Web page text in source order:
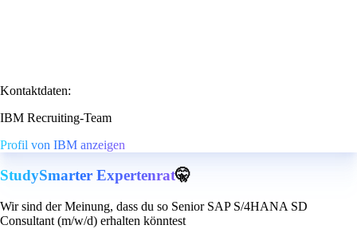
Kontaktdaten:
IBM Recruiting-Team
Profil von IBM anzeigen
StudySmarter Expertenrat🤫
Wir sind der Meinung, dass du so Senior SAP S/4HANA SD
Consultant (m/w/d) erhalten könntest